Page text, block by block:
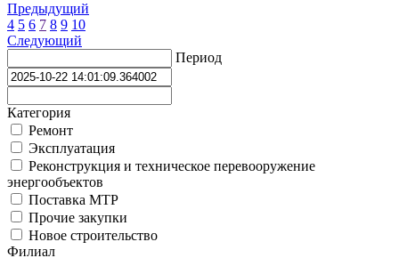
Предыдущий
4 5 6 7 8 9 10
Следующий
Период
Категория
Ремонт
Эксплуатация
Реконструкция и техническое перевооружение
энергообъектов
Поставка МТР
Прочие закупки
Новое строительство
Филиал